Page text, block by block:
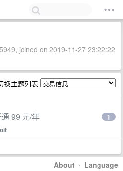
joined on 2019-11-27 23:22:22
换主题列表
99 元/年 1
About · Language